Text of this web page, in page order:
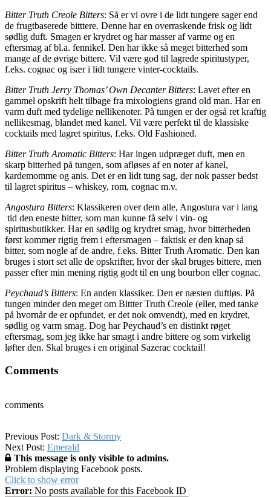
Bitter Truth Creole Bitters: Så er vi ovre i de lidt tungere sager end
de frugtbaserede bitttere. Denne har en overraskende frisk og lidt
sødlig duft. Smagen er krydret og har masser af varme og en
eftersmag af bl.a. fennikel. Den har ikke så meget bitterhed som
mange af de øvrige bittere. Vil være god til lagrede spiritustyper,
f.eks. cognac og især i lidt tungere vinter-cocktails.
Bitter Truth Jerry Thomas’ Own Decanter Bitters: Lavet efter en
gammel opskrift helt tilbage fra mixologiens grand old man. Har en
varm duft med tydelige nellikenoter. På tungen er der også ret kraftig
nellikesmag, blandet med kanel. Vil være perfekt til de klassiske
cocktails med lagret spiritus, f.eks. Old Fashioned.
Bitter Truth Aromatic Bitters: Har ingen udpræget duft, men en
skarp bitterhed på tungen, som afløses af en noter af kanel,
kardemomme og anis. Det er en lidt tung sag, der nok passer bedst
til lagret spiritus – whiskey, rom, cognac m.v.
Angostura Bitters: Klassikeren over dem alle, Angostura var i lang
tid den eneste bitter, som man kunne få selv i vin- og
spiritusbutikker. Har en sødlig og krydret smag, hvor bitterheden
først kommer rigtig frem i eftersmagen – faktisk er den knap så
bitter, som nogle af de andre, f.eks. Bitter Truth Aromatic. Den kan
bruges i stort set alle de opskrifter, hvor der skal bruges bittere, men
passer efter min mening rigtig godt til en ung bourbon eller cognac.
Peychaud’s Bitters: En anden klassiker. Den er næsten duftløs. På
tungen minder den meget om Bittter Truth Creole (eller, med tanke
på hvornår de er opfundet, er det nok omvendt), med en krydret,
sødlig og varm smag. Dog har Peychaud’s en distinkt røget
eftersmag, som jeg ikke har smagt i andre bittere og som virkelig
løfter den. Skal bruges i en original Sazerac cocktail!
Comments
comments
2016-
03-
09
Previous Post: Dark & Stormy
Next Post: Emerald
This message is only visible to admins.
Problem displaying Facebook posts.
Click to show error
Error: No posts available for this Facebook ID